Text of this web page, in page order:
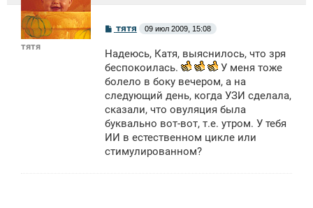
тятя
С
б
щ
н
и
тятя 09 июл 2009, 15:08
Надеюсь, Катя, выяснилось, что зря
беспокоилась.
У меня тоже
болело в боку вечером, а на
следующий день, когда УЗИ сделала,
сказали, что овуляция была
буквально вот-вот, т.е. утром. У тебя
ИИ в естественном цикле или
стимулированном?